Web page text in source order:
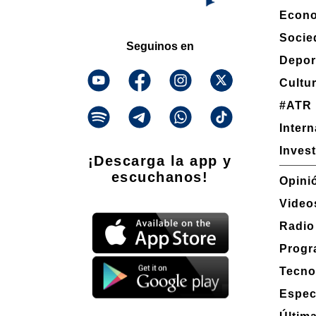
Seguinos en
¡Descarga la app y
escuchanos!
#ATR
Radio